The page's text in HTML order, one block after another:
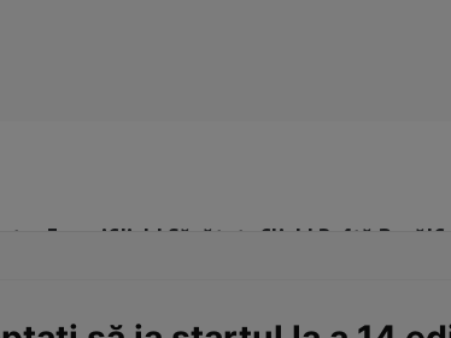
FemeiClick! Sănătate Click! Poftă Bună!